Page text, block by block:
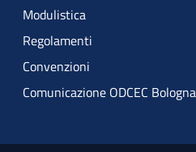
Modulistica
Regolamenti
Convenzioni
Comunicazione ODCEC Bologna